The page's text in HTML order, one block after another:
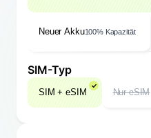
Neuer Akku100% Kapazität
SIM-Typ
SIM + eSIM Nur eSIM